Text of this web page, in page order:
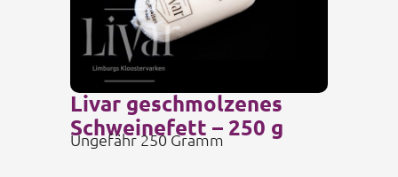
Livar geschmolzenes
Schweinefett – 250 g
Ungefähr 250 Gramm